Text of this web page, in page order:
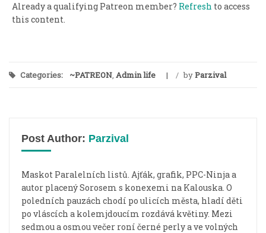
Already a qualifying Patreon member? Refresh to access
this content.
Categories: ~PATREON, Admin life / byParzival
Post Author: Parzival
Maskot Paralelních listů. Ajťák, grafik, PPC-Ninja a
autor placený Sorosem s konexemi na Kalouska. O
poledních pauzách chodí po ulicích města, hladí děti
po vláscích a kolemjdoucím rozdává květiny. Mezi
sedmou a osmou večer roní černé perly a ve volných